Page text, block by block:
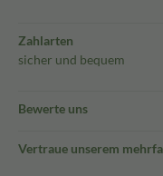
Zahlarten
sicher und bequem
Bewerte uns
Vertraue unserem